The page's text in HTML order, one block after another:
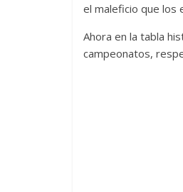
el maleficio que los
Ahora en la tabla
campeonatos,